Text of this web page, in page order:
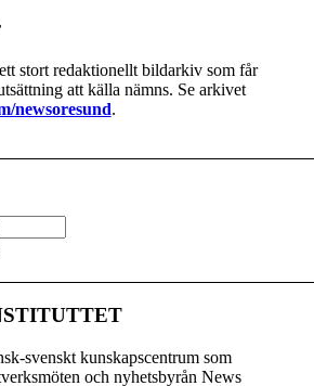
stort redaktionellt bildarkiv som får
att källa nämns. Se arkivet
newsoresund.
svenskt kunskapscentrum som
och nyhetsbyrån News